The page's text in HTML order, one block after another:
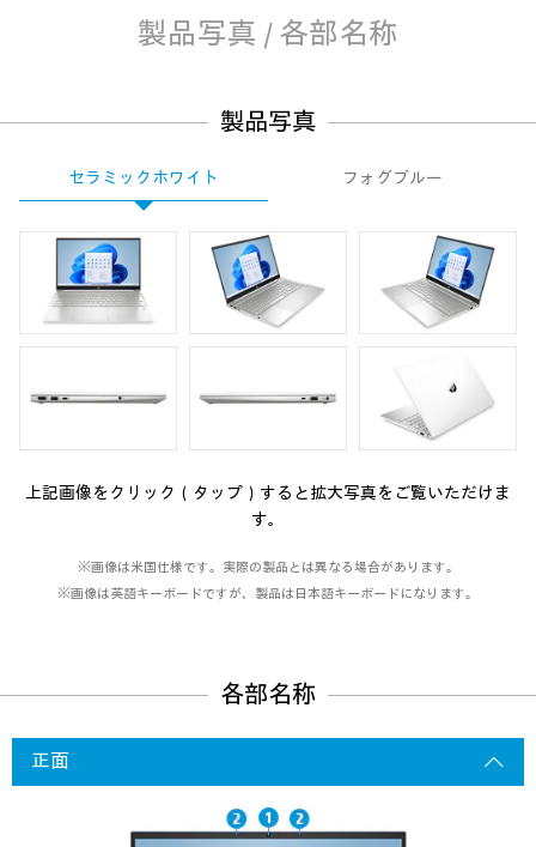
製品写真 / 各部名称
製品写真
セラミックホワイト フォグブルー
上記画像をクリック（タップ）すると拡大写真をご覧いただけま
す。
※画像は米国仕様です。実際の製品とは異なる場合があります。
※画像は英語キーボードですが、製品は日本語キーボードになります。
各部名称
正面